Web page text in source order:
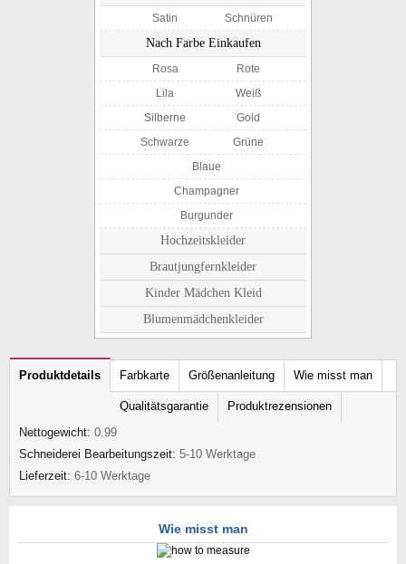
Satin Schnüren
Nach Farbe Einkaufen
Rosa
Rote
Lila
Weiß
Silberne
Gold
Schwarze
Grüne
Blaue
Champagner
Burgunder
Hochzeitskleider
Brautjungfernkleider
Kinder Mädchen Kleid
Blumenmädchenkleider
Produktdetails Farbkarte Größenanleitung Wie misst man
Qualitätsgarantie
Produktrezensionen
Nettogewicht: 0.99
Schneiderei Bearbeitungszeit: 5-10 Werktage
Lieferzeit: 6-10 Werktage
Wie misst man